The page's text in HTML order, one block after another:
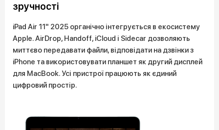
зручності
iPad Air 11" 2025 органічно інтегрується в екосистему
Apple. AirDrop, Handoff, iCloud і Sidecar дозволяють
миттєво передавати файли, відповідати на дзвінки з
iPhone та використовувати планшет як другий дисплей
для MacBook. Усі пристрої працюють як єдиний
цифровий простір.